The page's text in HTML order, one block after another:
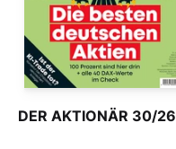
DER AKTIONÄR 30/26